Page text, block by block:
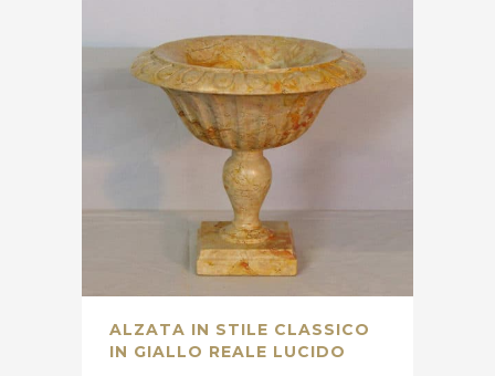
ALZATA IN STILE CLASSICO
IN GIALLO REALE LUCIDO